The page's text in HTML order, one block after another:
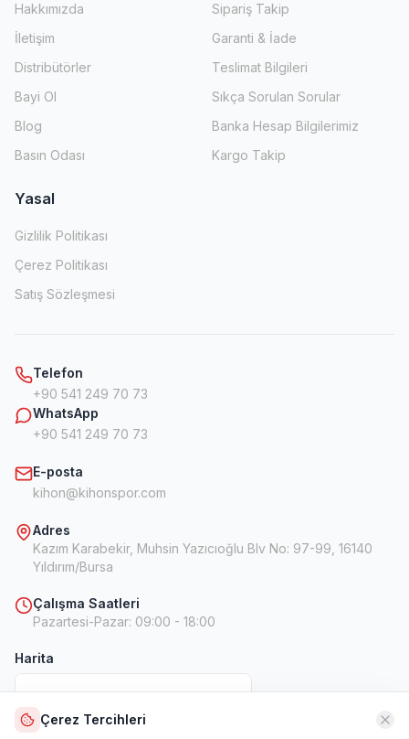
Hakkımızda
İletişim
Distribütörler
Bayi Ol
Blog
Basın Odası
Sipariş Takip
Garanti & İade
Teslimat Bilgileri
Sıkça Sorulan Sorular
Banka Hesap Bilgilerimiz
Kargo Takip
Yasal
Gizlilik Politikası
Çerez Politikası
Satış Sözleşmesi
Telefon
+90 541 249 70 73
WhatsApp
+90 541 249 70 73
E-posta
kihon@kihonspor.com
Adres
Kazım Karabekir, Muhsin Yazıcıoğlu Blv No: 97-99, 16140
Yıldırım/Bursa
Çalışma Saatleri
Pazartesi-Pazar: 09:00 - 18:00
Harita
Çerez Tercihleri